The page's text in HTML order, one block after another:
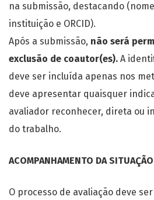
na submissão, destacando
instituição e ORCID).
Após a submissão, não será
exclusão de coautor(es). A
deve ser incluída apenas nos
deve apresentar quaisquer
avaliador reconhecer, direta ou
do trabalho.
ACOMPANHAMENTO DA
O processo de avaliação deve